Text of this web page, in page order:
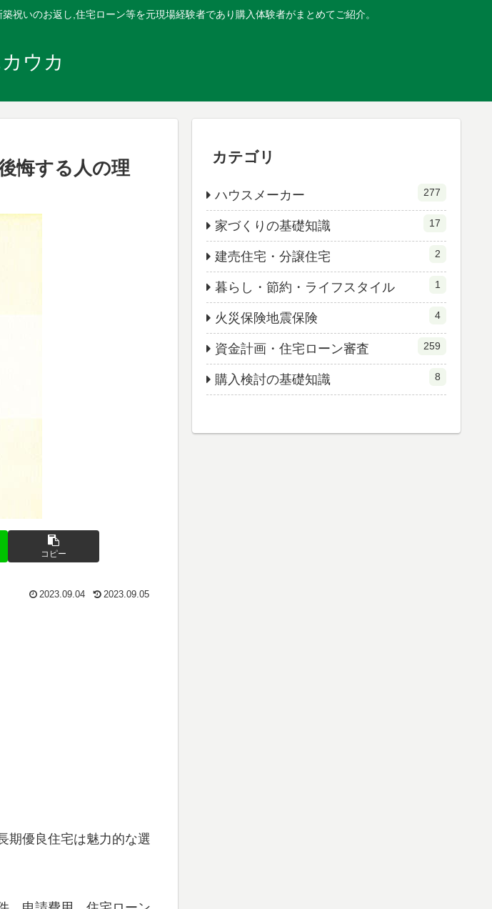
いのお返し,住宅ローン等を元現場経験者であり購入体験者がまとめてご紹介。
ウカ
悔する人の理
コピー
2023.09.04 2023.09.05
期優良住宅は魅力的な選
カテゴリ
ハウスメーカー 277
家づくりの基礎知識 17
建売住宅・分譲住宅 2
暮らし・節約・ライフスタイル 1
火災保険地震保険 4
資金計画・住宅ローン審査 259
購入検討の基礎知識 8